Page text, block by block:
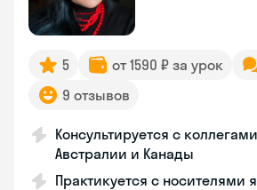
5 от 1590 ₽ за урок
9 отзывов
Консультируется с
Австралии и Канады
Практикуется с носителями